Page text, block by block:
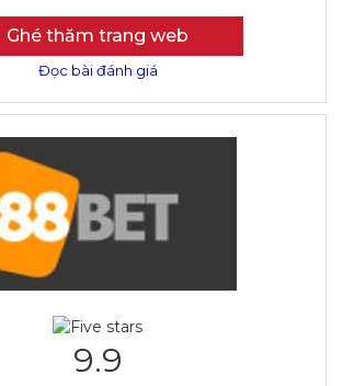
Ghé thăm trang web
Đọc bài đánh giá
9.9